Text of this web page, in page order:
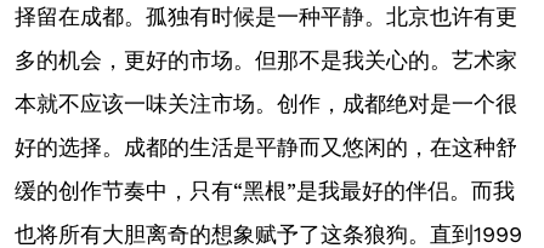
择留在成都。孤独有时候是一种平静。北京也许有更
多的机会，更好的市场。但那不是我关心的。艺术家
本就不应该一味关注市场。创作，成都绝对是一个很
好的选择。成都的生活是平静而又悠闲的，在这种舒
缓的创作节奏中，只有“黑根”是我最好的伴侣。而我
也将所有大胆离奇的想象赋予了这条狼狗。直到1999